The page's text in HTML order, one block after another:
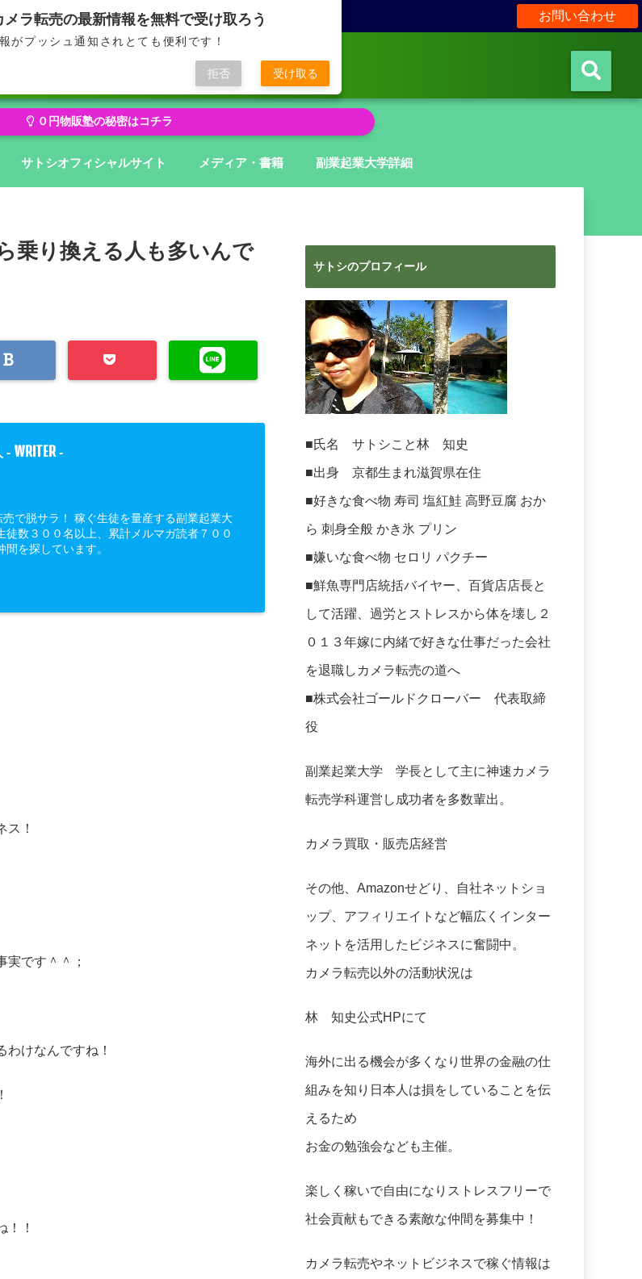
お問い合わせ
せどり・転売から物販にステージアップ
ら億を狙う０円物販
０円物販塾の秘密はコチラ
サトシオフィシャルサイト メディア・書籍 副業起業大学詳細
乗り換える人も多いんで
- WRITER -
で脱サラ！ 稼ぐ生徒を量産する副業起業大
数３００名以上、累計メルマガ読者７００
を探しています。
ス！
です＾＾；
けなんですね！
！！
サトシのプロフィール
■氏名 サトシこと林 知史
■出身 京都生まれ滋賀県在住
■好きな食べ物 寿司 塩紅鮭 高野豆腐 おか
ら 刺身全般 かき氷 プリン
■嫌いな食べ物 セロリ パクチー
■鮮魚専門店統括バイヤー、百貨店店長と
して活躍、過労とストレスから体を壊し２
０１３年嫁に内緒で好きな仕事だった会社
を退職しカメラ転売の道へ
■株式会社ゴールドクローバー 代表取締
役
副業起業大学 学長として主に神速カメラ
転売学科運営し成功者を多数輩出。
カメラ買取・販売店経営
その他、Amazonせどり、自社ネットショ
ップ、アフィリエイトなど幅広くインター
ネットを活用したビジネスに奮闘中。
カメラ転売以外の活動状況は
林 知史公式HPにて
海外に出る機会が多くなり世界の金融の仕
組みを知り日本人は損をしていることを伝
えるため
お金の勉強会なども主催。
楽しく稼いで自由になりストレスフリーで
社会貢献もできる素敵な仲間を募集中！
カメラ転売やネットビジネスで稼ぐ情報は
メラ転売の最新情報を無料で受け取ろう
がプッシュ通知されとても便利です！
拒否 受け取る